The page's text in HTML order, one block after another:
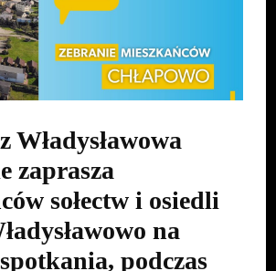
zaprasza
sołectw i osiedli
na
podczas